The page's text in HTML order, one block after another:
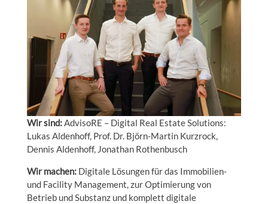
Wir sind: AdvisoRE – Digital Real Estate Solutions:
Lukas Aldenhoff, Prof. Dr. Björn-Martin Kurzrock,
Dennis Aldenhoff, Jonathan Rothenbusch
Wir machen:Digitale Lösungen für das Immobilien-
und Facility Management, zur Optimierung von
Betrieb und Substanz und komplett digitale